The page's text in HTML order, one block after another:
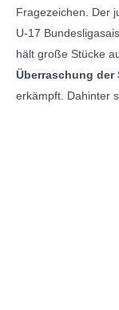
Fragezeichen. Der
U-17
hält große Stücke
Überraschung der
erkämpft. Dahinter